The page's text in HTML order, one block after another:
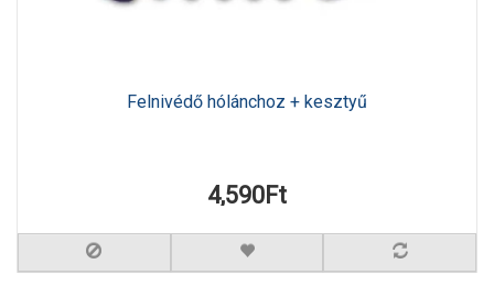
Felnivédő hólánchoz + kesztyű
4,590Ft